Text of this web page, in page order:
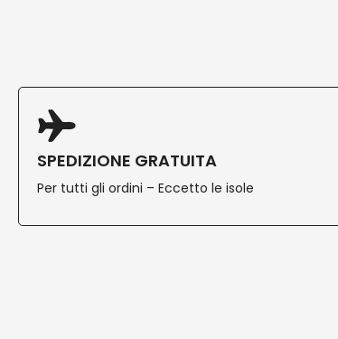
SPEDIZIONE GRATUITA
Per tutti gli ordini – Eccetto le isole